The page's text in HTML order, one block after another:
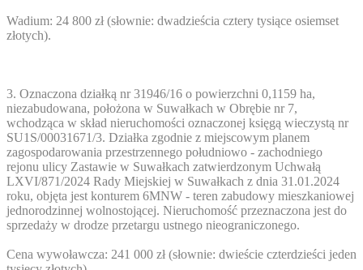
Wadium: 24 800 zł (słownie: dwadzieścia cztery tysiące osiemset
złotych).
3. Oznaczona działką nr 31946/16 o powierzchni 0,1159 ha,
niezabudowana, położona w Suwałkach w Obrębie nr 7,
wchodząca w skład nieruchomości oznaczonej księgą wieczystą nr
SU1S/00031671/3. Działka zgodnie z miejscowym planem
zagospodarowania przestrzennego południowo - zachodniego
rejonu ulicy Zastawie w Suwałkach zatwierdzonym Uchwałą
LXVI/871/2024 Rady Miejskiej w Suwałkach z dnia 31.01.2024
roku, objęta jest konturem 6MNW - teren zabudowy mieszkaniowej
jednorodzinnej wolnostojącej. Nieruchomość przeznaczona jest do
sprzedaży w drodze przetargu ustnego nieograniczonego.
Cena wywoławcza: 241 000 zł (słownie: dwieście czterdzieści jeden